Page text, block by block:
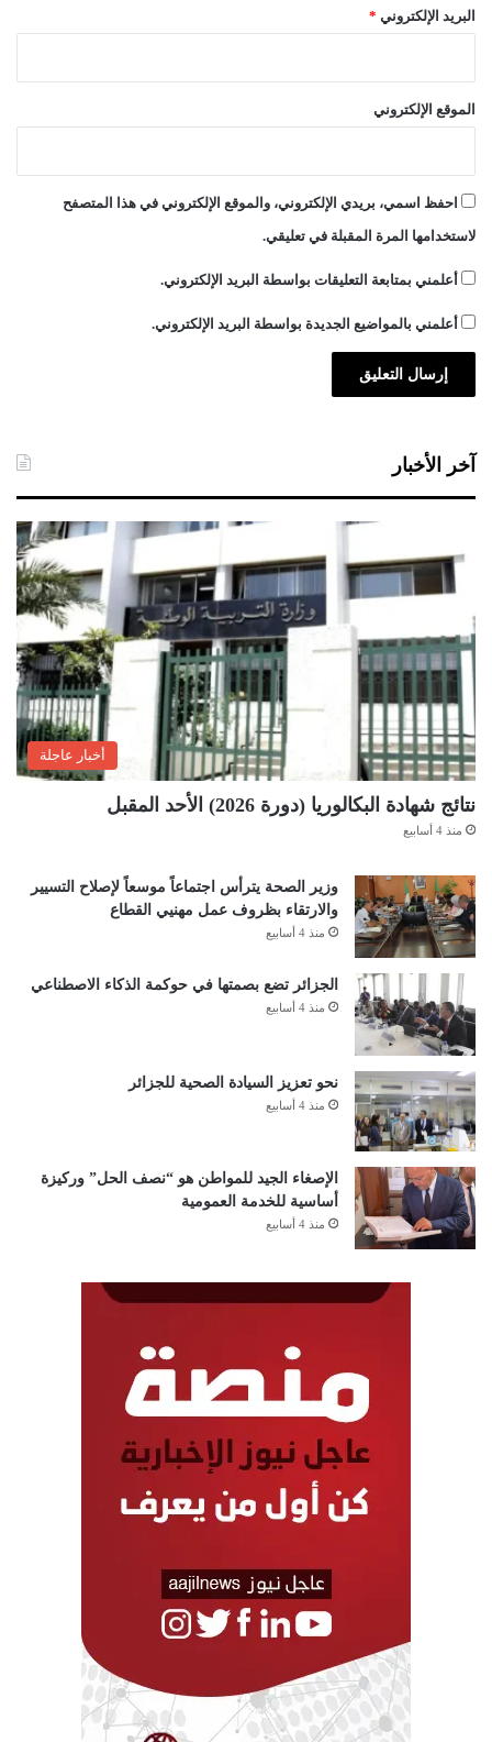
البريد الإلكتروني *
الموقع الإلكتروني
احفظ اسمي، بريدي الإلكتروني، والموقع الإلكتروني في هذا المتصفح
لاستخدامها المرة المقبلة في تعليقي.
أعلمني بمتابعة التعليقات بواسطة البريد الإلكتروني.
أعلمني بالمواضيع الجديدة بواسطة البريد الإلكتروني.
آخر الأخبار
أخبار عاجلة
نتائج شهادة البكالوريا (دورة 2026) الأحد المقبل
منذ 4 أسابيع
وزير الصحة يترأس اجتماعاً موسعاً لإصلاح التسيير
والارتقاء بظروف عمل مهنيي القطاع
منذ 4 أسابيع
الجزائر تضع بصمتها في حوكمة الذكاء الاصطناعي
منذ 4 أسابيع
نحو تعزيز السيادة الصحية للجزائر
منذ 4 أسابيع
الإصغاء الجيد للمواطن هو “نصف الحل” وركيزة
أساسية للخدمة العمومية
منذ 4 أسابيع